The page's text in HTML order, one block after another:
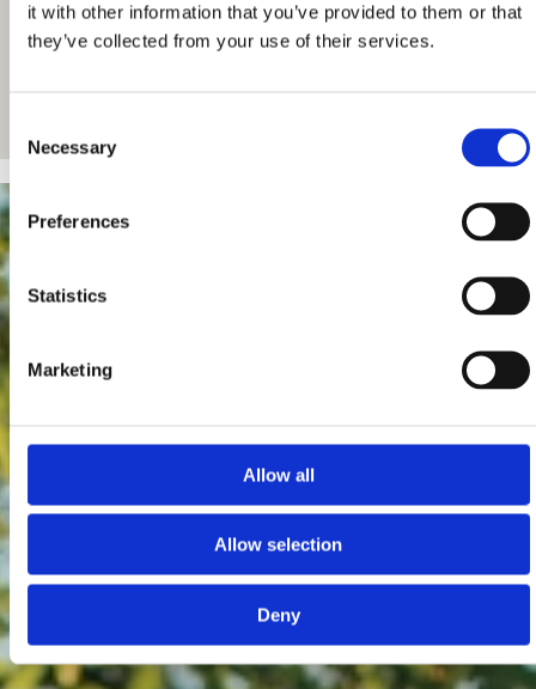
it with other information that you’ve provided to them or that
they’ve collected from your use of their services.
Selection
Necessary
Preferences
Statistics
Marketing
Allow all
Allow selection
Deny